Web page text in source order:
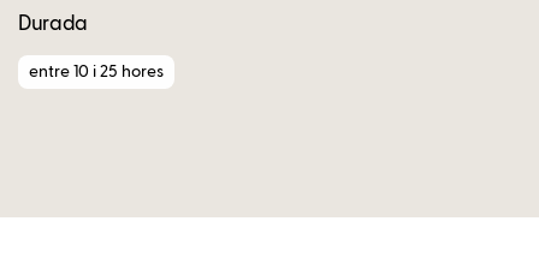
Durada
entre 10 i 25 hores